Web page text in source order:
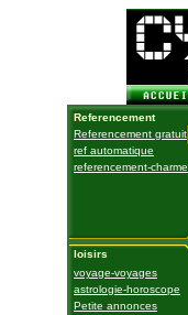
Referencement
Referencement gratuit
ref automatique
referencement-charme
loisirs
voyage-voyages
astrologie-horoscope
Petite annonces